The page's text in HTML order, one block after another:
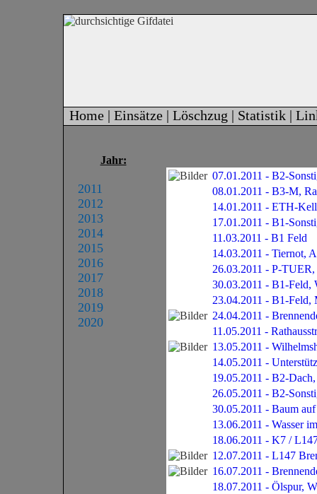
Home | Einsätze | Löschzug | Statistik |
Jahr:
2011
2012
2013
2014
2015
2016
2017
2018
2019
2020
07.01.2011 - B2-
08.01.2011 - B3-M,
14.01.2011 - ETH-
17.01.2011 - B1-
11.03.2011 - B1 Feld
14.03.2011 - Tiernot,
26.03.2011 - P-TUER,
30.03.2011 - B1-Feld,
23.04.2011 - B1-Feld,
24.04.2011 -
11.05.2011 -
13.05.2011 -
14.05.2011 -
19.05.2011 - B2-
26.05.2011 - B2-
30.05.2011 - Baum
13.06.2011 - Wasser
18.06.2011 - K7 /
12.07.2011 - L147
16.07.2011 -
18.07.2011 - Ölspur,